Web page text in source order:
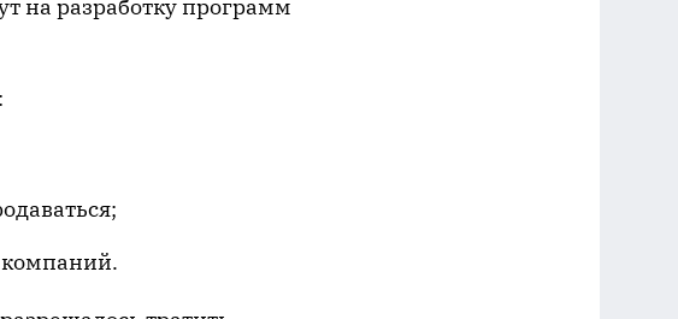
на разработку программ
компаний.